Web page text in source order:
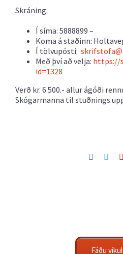
Skráning:
Í síma: 5888899 –
Koma á staðinn:
Í tölvupósti:
Með því að velja: https://
id=1328
Verð kr. 6.500.- allur ágóði
Skógarmanna til stuðnings
Facebook
Fáðu